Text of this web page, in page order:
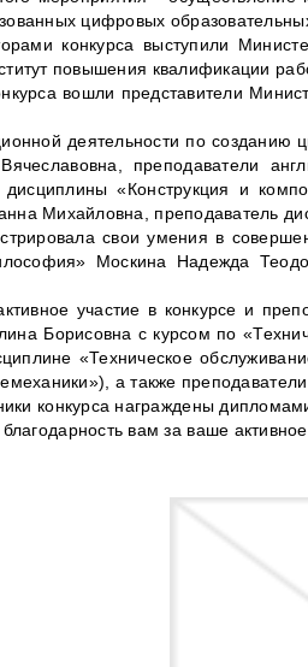
цифровых
конкурса выступили
повышения квалификации
вошли представители
деятельности по созданию
преподаватели
дисциплины «Конструкция и
Михайловна, преподаватель
свои умения в
Москина Надежда
участие в конкурсе и
Борисовна с курсом по
«Техническое
а также
конкурса награждены
вам за ваше